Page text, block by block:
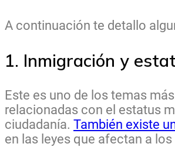
A continuación te detallo
1. Inmigración y
Este es uno de los temas
relacionadas con el estatus
ciudadanía. También existe
en las leyes que afectan a